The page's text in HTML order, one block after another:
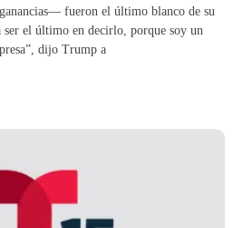
fueron el último blanco de su
ser el último en decirlo, porque soy un
dijo Trump a